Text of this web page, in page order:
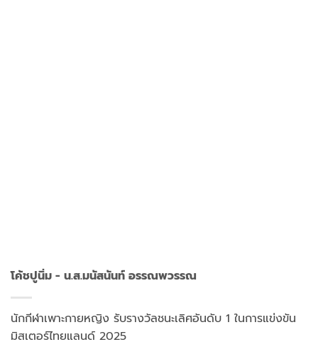
โค้ชปูนิ่ม - น.ส.มนัสนันท์ อรรณพวรรณ
นักกีฬาเพาะกายหญิง รับรางวัลชนะเลิศอันดับ 1 ในการแข่งขัน
มิสเตอร์ไทยแลนด์ 2025